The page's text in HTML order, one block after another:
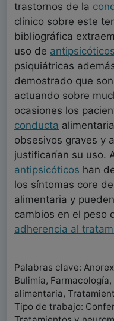
trastornos de la
clínico sobre este
bibliográfica
uso de antipsicóticos
psiquiátricas
demostrado que
actuando sobre
ocasiones los
conducta
obsesivos graves y
justificarían su uso.
antipsicóticos han
los síntomas core
alimentaria y
cambios en el peso
adherencia al
Palabras clave:
Bulimia,
alimentaria,
Tipo de trabajo: